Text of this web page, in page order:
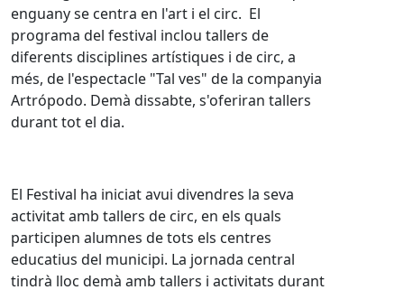
enguany se centra en l'art i el circ. El
programa del festival inclou tallers de
diferents disciplines artístiques i de circ, a
més, de l'espectacle "Tal ves" de la companyia
Artrópodo. Demà dissabte, s'oferiran tallers
durant tot el dia.
El Festival ha iniciat avui divendres la seva
activitat amb tallers de circ, en els quals
participen alumnes de tots els centres
educatius del municipi. La jornada central
tindrà lloc demà amb tallers i activitats durant